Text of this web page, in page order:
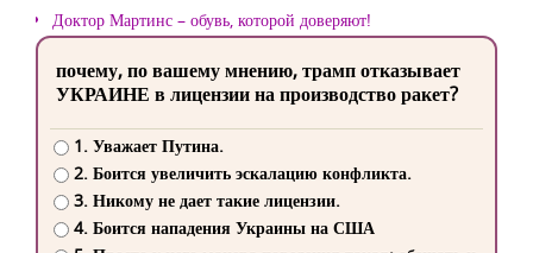
Доктор Мартинс – обувь, которой доверяют!
почему, по вашему мнению, трамп отказывает
УКРАИНЕ в лицензии на производство ракет?
1. Уважает Путина.
2. Боится увеличить эскалацию конфликта.
3. Никому не дает такие лицензии.
4. Боится нападения Украины на США